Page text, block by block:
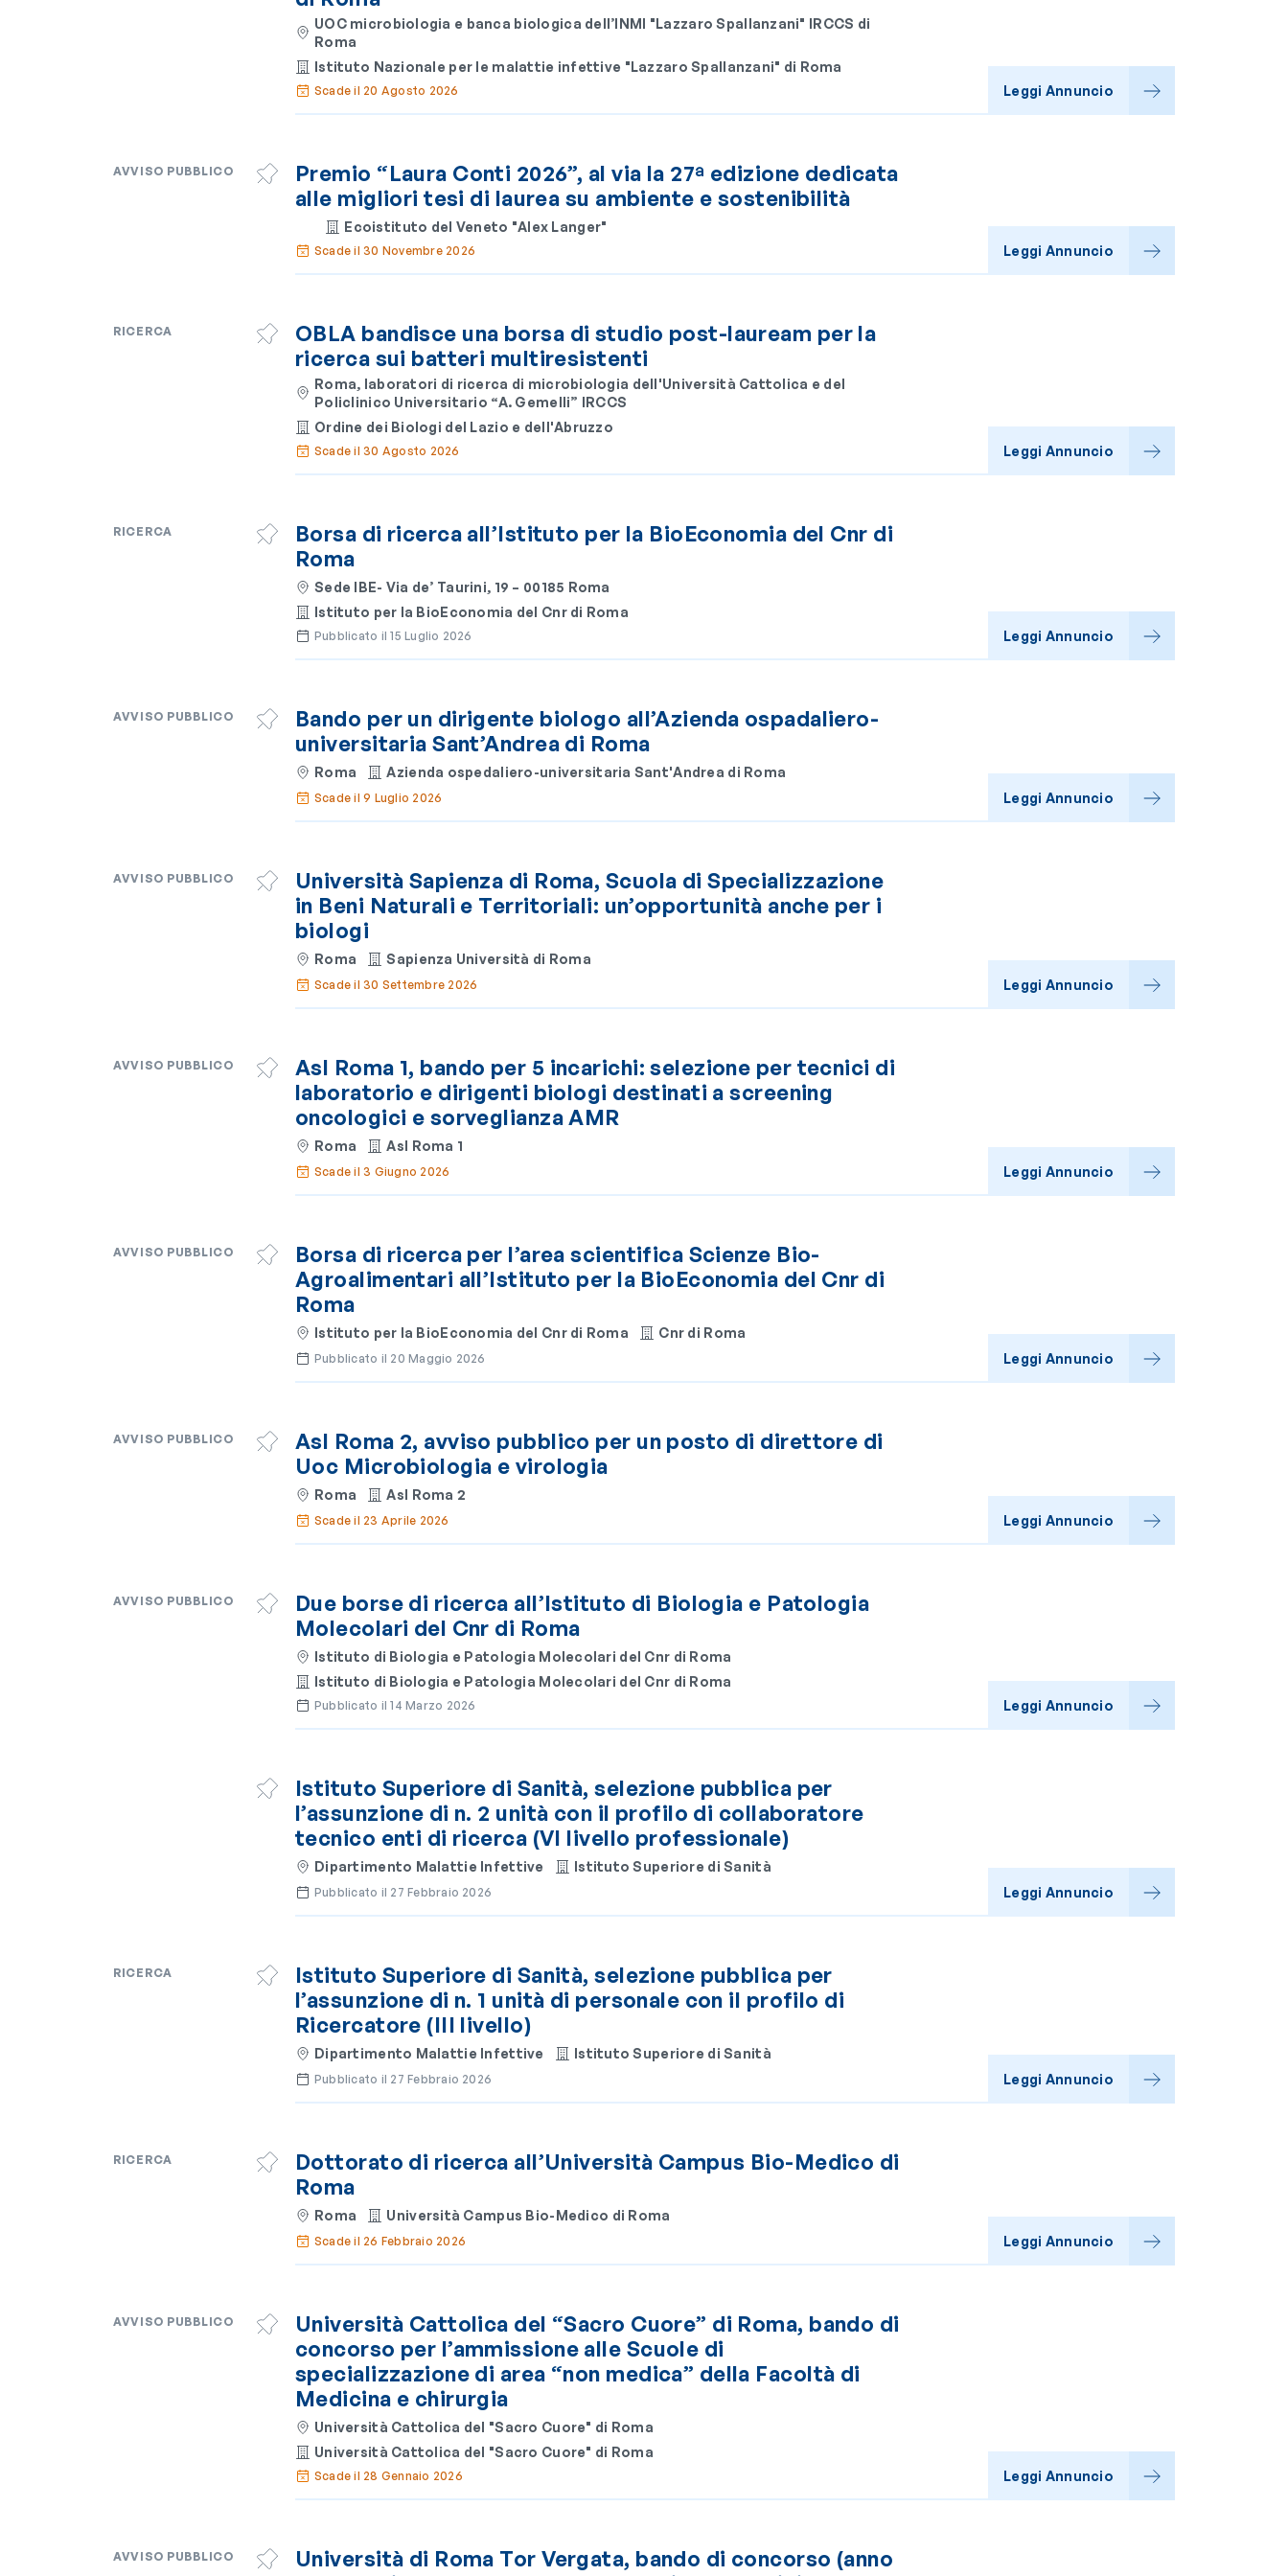
UOC microbiologia e banca biologica dell’INMI "Lazzaro Spallanzani" IRCCS di
Roma
Istituto Nazionale per le malattie infettive "Lazzaro Spallanzani" di Roma
Scade il 20 Agosto 2026 Leggi Annuncio
AVVISO PUBBLICO
Premio “Laura Conti 2026”, al via la 27ª edizione dedicata
alle migliori tesi di laurea su ambiente e sostenibilità
Ecoistituto del Veneto "Alex Langer"
Scade il 30 Novembre 2026 Leggi Annuncio
RICERCA
OBLA bandisce una borsa di studio post-lauream per la
ricerca sui batteri multiresistenti
Roma, laboratori di ricerca di microbiologia dell'Università Cattolica e del
Policlinico Universitario “A. Gemelli” IRCCS
Ordine dei Biologi del Lazio e dell'Abruzzo
Scade il 30 Agosto 2026 Leggi Annuncio
RICERCA
Borsa di ricerca all’Istituto per la BioEconomia del Cnr di
Roma
Sede IBE- Via de’ Taurini, 19 – 00185 Roma
Istituto per la BioEconomia del Cnr di Roma
Pubblicato il 15 Luglio 2026 Leggi Annuncio
AVVISO PUBBLICO
Bando per un dirigente biologo all’Azienda ospadaliero-
universitaria Sant’Andrea di Roma
Roma Azienda ospedaliero-universitaria Sant'Andrea di Roma
Scade il 9 Luglio 2026 Leggi Annuncio
AVVISO PUBBLICO
Università Sapienza di Roma, Scuola di Specializzazione
in Beni Naturali e Territoriali: un’opportunità anche per i
biologi
Roma Sapienza Università di Roma
Scade il 30 Settembre 2026 Leggi Annuncio
AVVISO PUBBLICO
Asl Roma 1, bando per 5 incarichi: selezione per tecnici di
laboratorio e dirigenti biologi destinati a screening
oncologici e sorveglianza AMR
Roma Asl Roma 1
Scade il 3 Giugno 2026 Leggi Annuncio
AVVISO PUBBLICO
Borsa di ricerca per l’area scientifica Scienze Bio-
Agroalimentari all’Istituto per la BioEconomia del Cnr di
Roma
Istituto per la BioEconomia del Cnr di Roma Cnr di Roma
Pubblicato il 20 Maggio 2026 Leggi Annuncio
AVVISO PUBBLICO
Asl Roma 2, avviso pubblico per un posto di direttore di
Uoc Microbiologia e virologia
Roma Asl Roma 2
Scade il 23 Aprile 2026 Leggi Annuncio
AVVISO PUBBLICO
Due borse di ricerca all’Istituto di Biologia e Patologia
Molecolari del Cnr di Roma
Istituto di Biologia e Patologia Molecolari del Cnr di Roma
Istituto di Biologia e Patologia Molecolari del Cnr di Roma
Pubblicato il 14 Marzo 2026 Leggi Annuncio
Istituto Superiore di Sanità, selezione pubblica per
l’assunzione di n. 2 unità con il profilo di collaboratore
tecnico enti di ricerca (VI livello professionale)
Dipartimento Malattie Infettive Istituto Superiore di Sanità
Pubblicato il 27 Febbraio 2026 Leggi Annuncio
RICERCA
Istituto Superiore di Sanità, selezione pubblica per
l’assunzione di n. 1 unità di personale con il profilo di
Ricercatore (III livello)
Dipartimento Malattie Infettive Istituto Superiore di Sanità
Pubblicato il 27 Febbraio 2026 Leggi Annuncio
RICERCA
Dottorato di ricerca all’Università Campus Bio-Medico di
Roma
Roma Università Campus Bio-Medico di Roma
Scade il 26 Febbraio 2026 Leggi Annuncio
AVVISO PUBBLICO
Università Cattolica del “Sacro Cuore” di Roma, bando di
concorso per l’ammissione alle Scuole di
specializzazione di area “non medica” della Facoltà di
Medicina e chirurgia
Università Cattolica del "Sacro Cuore" di Roma
Università Cattolica del "Sacro Cuore" di Roma
Scade il 28 Gennaio 2026 Leggi Annuncio
AVVISO PUBBLICO
Università di Roma Tor Vergata, bando di concorso (anno